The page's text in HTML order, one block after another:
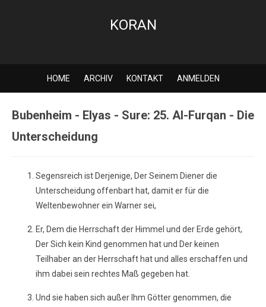
KORAN
HOME ARCHIV KONTAKT ANMELDEN
Bubenheim - Elyas - Sure: 25. Al-Furqan - Die
Unterscheidung
Segensreich ist Derjenige, Der Seinem Diener die
Unterscheidung offenbart hat, damit er für die
Weltenbewohner ein Warner sei,
Er, Dem die Herrschaft der Himmel und der Erde gehört,
Der Sich kein Kind genommen hat und Der keinen
Teilhaber an der Herrschaft hat und alles erschaffen und
ihm dabei sein rechtes Maß gegeben hat.
Und sie haben sich außer Ihm Götter genommen, die